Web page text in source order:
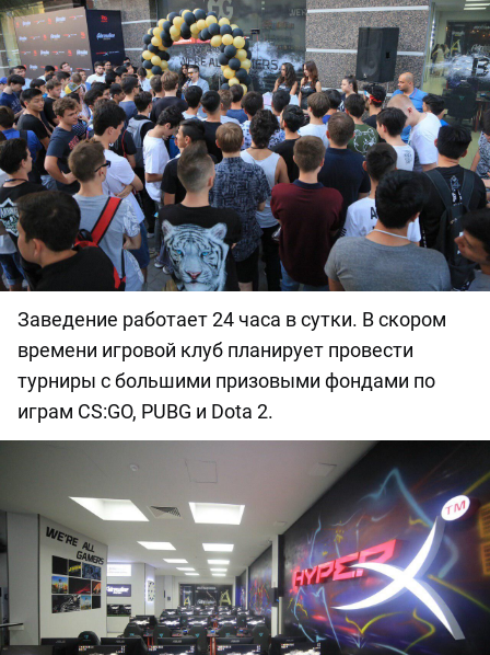
Заведение работает 24 часа в сутки. В скором
времени игровой клуб планирует провести
турниры с большими призовыми фондами по
играм CS:GO, PUBG и Dota 2.